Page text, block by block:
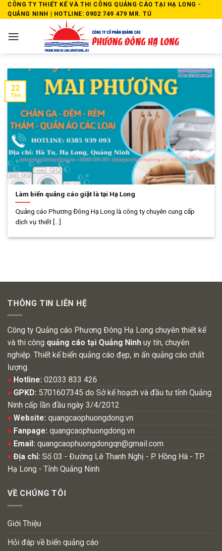
Skip
to
CÔNG TY THIẾT KẾ VÀ THI CÔNG QUẢNG CÁO TẠI HẠ LONG -
QUẢNG NINH | HOTLINE: 0902 749 479 MR. TÚ
Làm biển quảng cáo giặt là tại Hạ Long
Quảng cáo Phương Đông Hạ Long là công ty chuyên cung cấp
dịch vụ thiết [...]
22
Th6
THÔNG TIN LIÊN HỆ
Công ty Quảng cáo Phương Đông Hạ Long chuyên thiết kế
và thi công quảng cáo tại Quảng Ninh uy tín, chuyên
nghiệp. Thiết kế biển quảng cáo đẹp, in ấn quảng cáo chất
lượng.
♦ Hotline: 02033 833 426
♦ GPKD: 5701607345 do Sở kế hoạch và đầu tư tỉnh Quảng
Ninh cấp lần đầu ngày 3/4/2012
♦ Website: quangcaophuongdong.vn
♦ Fanpage: quangcaophuongdong.vn
♦ Email: quangcaophuongdongqn@gmail.com
♦ Địa chỉ: Số 03 - Đường Lê Thanh Nghị - P. Hồng Hà - TP.
Hạ Long - Tỉnh Quảng Ninh
VỀ CHÚNG TÔI
Giới Thiệu
Hỏi đáp về biển quảng cáo